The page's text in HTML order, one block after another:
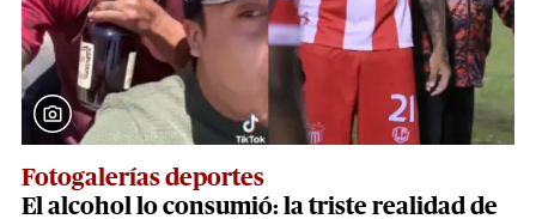
Fotogalerías deportes
El alcohol lo consumió: la triste realidad de